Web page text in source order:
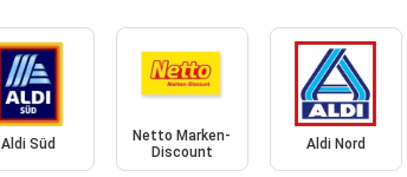
Aldi Süd
Netto Marken-
Discount
Aldi Nord